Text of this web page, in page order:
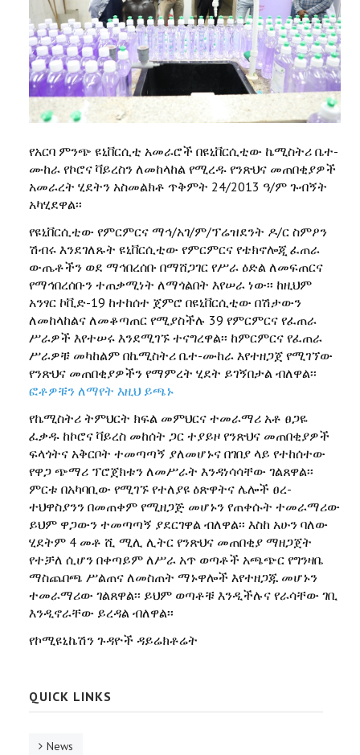
የአርባ ምንጭ ዩኒቨርሲቲ አመራሮች በዩኒቨርሲቲው ኬሚስትሪ ቤተ-
ሙከራ የኮሮና ቫይረስን ለመከላከል የሚረዱ የንጽህና መጠበቂያዎች
አመራረት ሂደትን አስመልክቶ ጥቅምት 24/2013 ዓ/ም ጉብኝት
አካሂደዋል፡፡
የዩኒቨርሲቲው የምርምርና ማኅ/አገ/ም/ፕሬዝደንት ዶ/ር ስምዖን
ሽብሩ እንደገለጹት ዩኒቨርሲቲው የምርምርና የቴክኖሎጂ ፈጠራ
ውጤቶችን ወደ ማኅበረሰቡ በማሸጋገር የሥራ ዕድል ለመፍጠርና
የማኅበረሰቡን ተጠቃሚነት ለማጎልበት እየሠራ ነው፡፡ ከዚህም
አንፃር ኮቪድ-19 ከተከሰተ ጀምሮ በዩኒቨርሲቲው በሽታውን
ለመከላከልና ለመቆጣጠር የሚያስችሉ 39 የምርምርና የፈጠራ
ሥራዎች እየተሠሩ እንደሚገኙ ተናግረዋል፡፡ ከምርምርና የፈጠራ
ሥራዎቹ መካከልም በኬሚስትሪ ቤተ-ሙከራ እየተዘጋጀ የሚገኘው
የንጽህና መጠበቂያዎችን የማምረት ሂደት ይገኝበታል ብለዋል፡፡
ፎቶዎቹን ለማየት እዚህ ይጫኑ
የኬሚስትሪ ትምህርት ክፍል መምህርና ተመራማሪ አቶ ፀጋዬ
ፈቃዱ ከኮሮና ቫይረስ መከሰት ጋር ተያይዞ የንጽህና መጠበቂያዎች
ፍላጎትና አቅርቦት ተመጣጣኝ ያለመሆኑና በገበያ ላይ የተከሰተው
የዋጋ ጭማሪ ፕሮጀክቱን ለመሥራት እንዳነሳሳቸው ገልጸዋል፡፡
ምርቱ በአካባቢው የሚገኙ የተለያዩ ዕጽዋትና ሌሎች ፀረ-
ተህዋስያንን በመጠቀም የሚዘጋጅ መሆኑን የጠቀሱት ተመራማሪው
ይህም ዋጋውን ተመጣጣኝ ያደርገዋል ብለዋል፡፡ እስከ አሁን ባለው
ሂደትም 4 መቶ ሺ ሚሊ ሊትር የንጽህና መጠበቂያ ማዘጋጀት
የተቻለ ሲሆን በቀጣይም ለሥራ አጥ ወጣቶች አጫጭር የግንዛቤ
ማስጨበጫ ሥልጠና ለመስጠት ማኑዋሎች እየተዘጋጁ መሆኑን
ተመራማሪው ገልጸዋል፡፡ ይህም ወጣቶቹ እንዲችሉና የራሳቸው ገቢ
እንዲኖራቸው ይረዳል ብለዋል፡፡
የኮሚዩኒኬሽን ጉዳዮች ዳይሬክቶሬት
QUICK LINKS
News